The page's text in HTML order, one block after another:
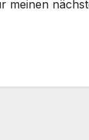
meinen